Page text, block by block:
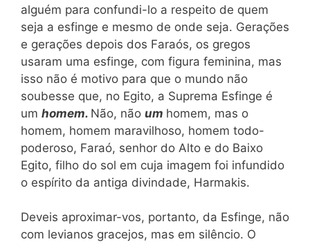
alguém para confundi-lo a respeito de quem
seja a esfinge e mesmo de onde seja. Gerações
e gerações depois dos Faraós, os gregos
usaram uma esfinge, com figura feminina, mas
isso não é motivo para que o mundo não
soubesse que, no Egito, a Suprema Esfinge é
um homem. Não, não um homem, mas o
homem, homem maravilhoso, homem todo-
poderoso, Faraó, senhor do Alto e do Baixo
Egito, filho do sol em cuja imagem foi infundido
o espírito da antiga divindade, Harmakis.
Deveis aproximar-vos, portanto, da Esfinge, não
com levianos gracejos, mas em silêncio. O